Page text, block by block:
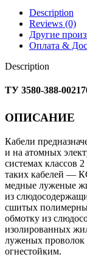
Description
Reviews (0)
Другие
Оплата &
Description
ТУ 3580-388-
ОПИСАНИЕ
Кабели
и на атомных
системах классов
таких кабелей —
медные луженые
из
сшитых
обмотку из
изолированных
луженых проволок
огнестойким.